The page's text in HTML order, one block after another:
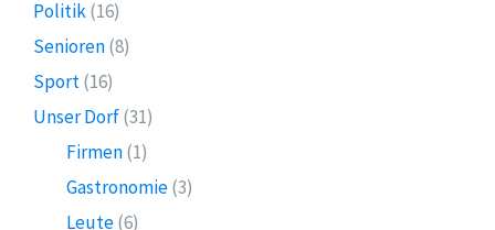
Politik(16)
Senioren(8)
Sport(16)
Unser Dorf(31)
Firmen(1)
Gastronomie(3)
Leute(6)